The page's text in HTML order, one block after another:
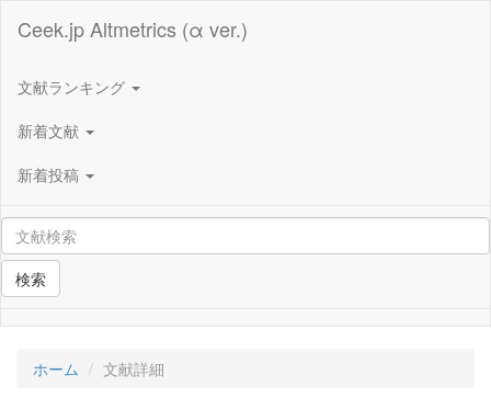
Ceek.jp Altmetrics (α ver.)
文献ランキング
新着文献
新着投稿
検索
ホーム 文献詳細